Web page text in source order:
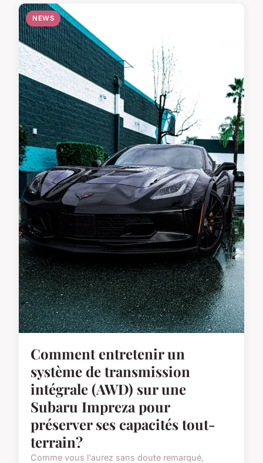
NEWS
Comment entretenir un
système de transmission
intégrale (AWD) sur une
Subaru Impreza pour
préserver ses capacités tout-
terrain?
Comme vous l'aurez sans doute remarqué,